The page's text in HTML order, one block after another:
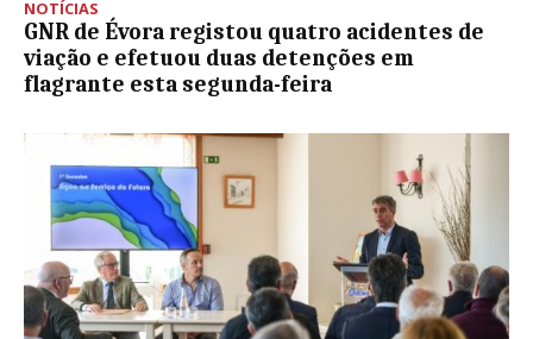
NOTÍCIAS
GNR de Évora registou quatro acidentes de
viação e efetuou duas detenções em
flagrante esta segunda-feira